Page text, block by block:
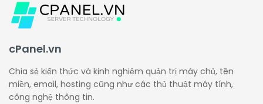
cPanel.vn
Chia sẻ kiến thức và kinh nghiệm quản trị máy chủ, tên
miền, email, hosting cũng như các thủ thuật máy tính,
công nghệ thông tin.